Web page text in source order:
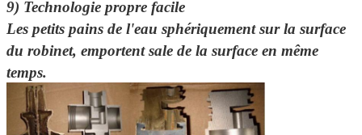
9) Technologie propre facile
Les petits pains de l'eau sphériquement sur la surface
du robinet, emportent sale de la surface en même
temps.